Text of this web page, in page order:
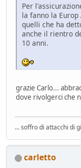
Per
la fanno la
quelli che ha
anche il rientro
10 anni.
grazie Carlo...
dove rivolgerci che
... soffro di attacchi di
carletto